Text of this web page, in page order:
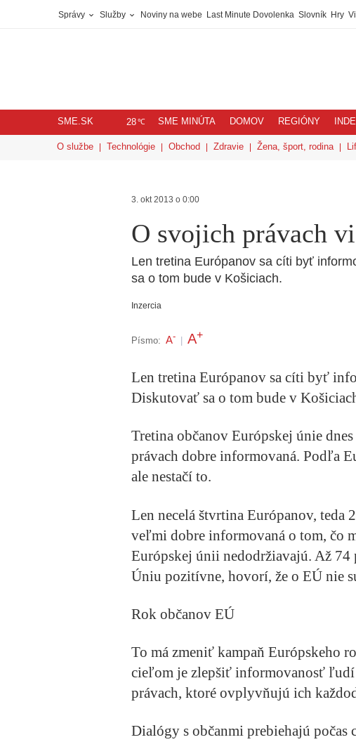
Správy Služby Noviny na webe Last Minute Dovolenka Slovník Hry
SME.SK 28℃ SME MINÚTA DOMOV REGIÓNY
O službe Technológie Obchod Zdravie Žena, šport, rodina
3. okt 2013 o 0:00
O svojich právach
Len tretina Európanov sa cíti byť
sa o tom bude v Košiciach.
Inzercia
Písmo: A- A+
Len tretina Európanov sa cíti byť
Diskutovať sa o tom bude v
Tretina občanov Európskej únie
právach dobre informovaná. Podľa
ale nestačí to.
Len necelá štvrtina Európanov, teda
veľmi dobre informovaná o tom, čo
Európskej únii nedodržiavajú. Až
Úniu pozitívne, hovorí, že o EÚ nie
Rok občanov EÚ
To má zmeniť kampaň Európskeho
cieľom je zlepšiť informovanosť ľudí
právach, ktoré ovplyvňujú ich
Dialógy s občanmi prebiehajú počas